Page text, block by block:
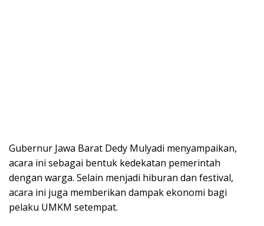
Gubernur Jawa Barat Dedy Mulyadi menyampaikan,
acara ini sebagai bentuk kedekatan pemerintah
dengan warga. Selain menjadi hiburan dan festival,
acara ini juga memberikan dampak ekonomi bagi
pelaku UMKM setempat.